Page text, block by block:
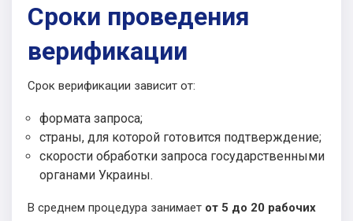
Сроки проведения
верификации
Срок верификации зависит от:
формата запроса;
страны, для которой готовится подтверждение;
скорости обработки запроса государственными
органами Украины.
В среднем процедура занимает от 5 до 20 рабочих